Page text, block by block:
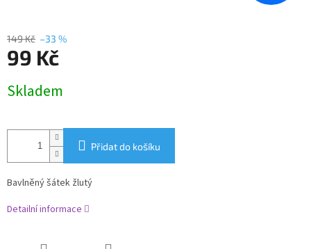
149 Kč –33 %
99 Kč
cena:
Skladem
Přidat do košíku
Bavlněný šátek žlutý
Detailní informace